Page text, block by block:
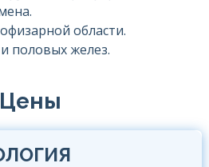
области.
половых желез.
Цены